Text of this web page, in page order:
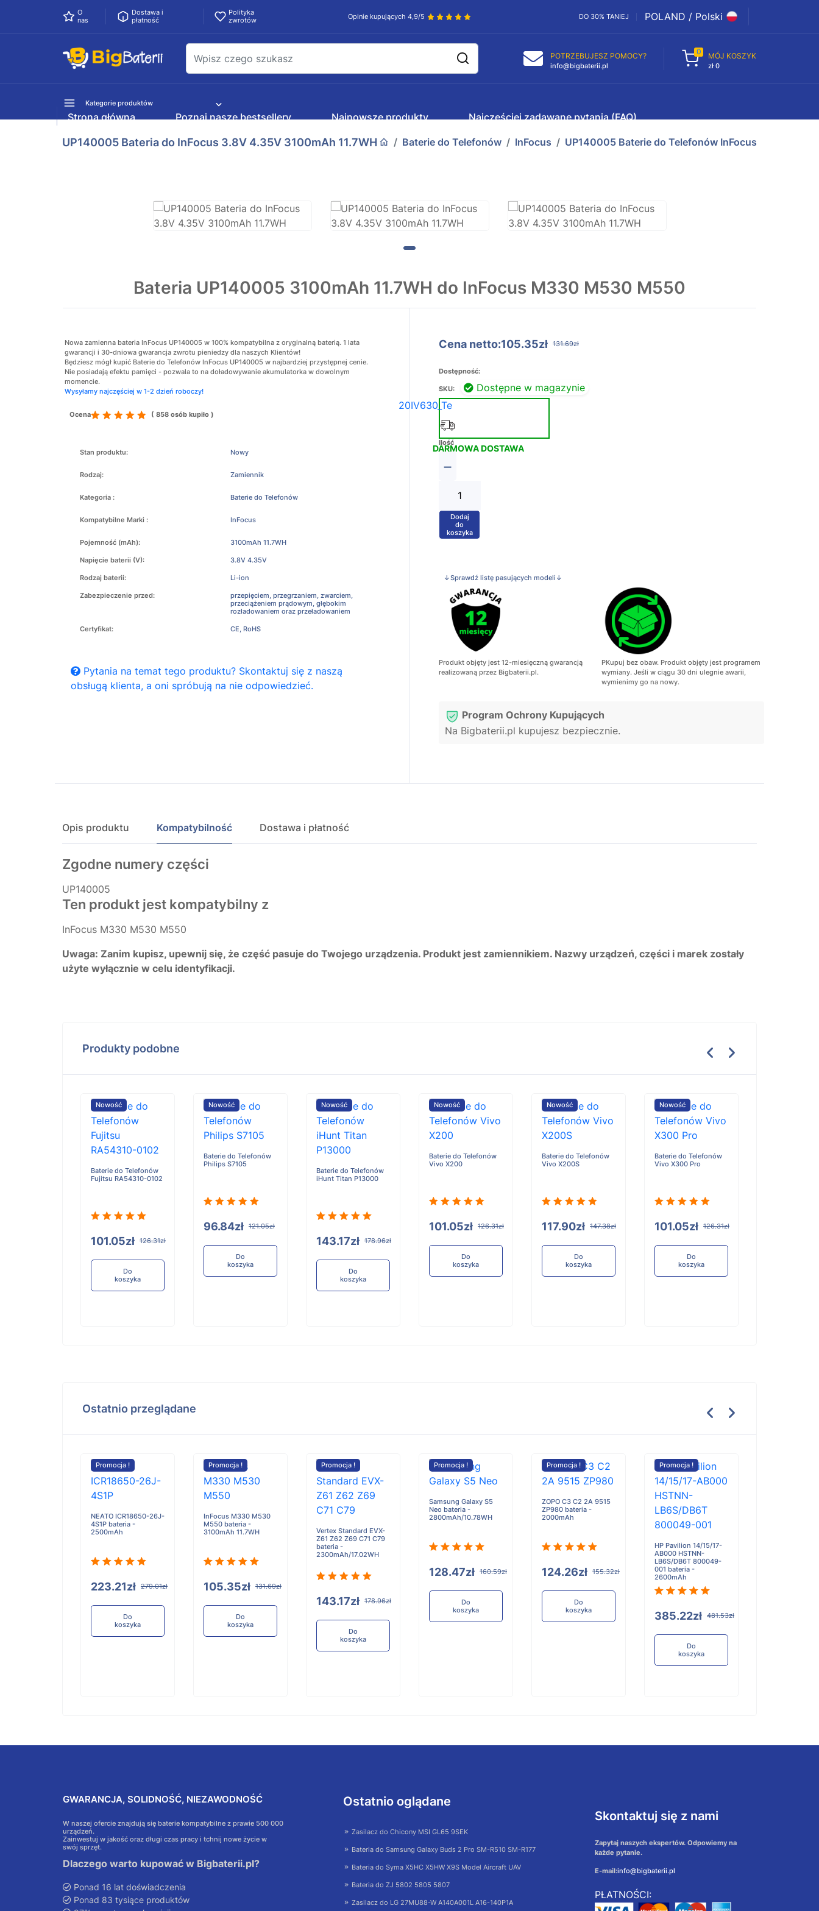
O
nas
Dostawa i
płatność
Polityka
zwrotów
Opinie kupujących 4,9/5 DO 30% TANIEJ POLAND / Polski
POTRZEBUJESZ POMOCY?
info@bigbaterii.pl
0 MÓJ KOSZYK
zł 0
Kategorie produktów
Strona główna Poznaj nasze bestsellery Najnowsze produkty Najczęściej zadawane pytania (FAQ)
UP140005 Bateria do InFocus 3.8V 4.35V 3100mAh 11.7WH Baterie do Telefonów InFocus UP140005 Baterie do Telefonów InFocus
Bateria UP140005 3100mAh 11.7WH do InFocus M330 M530 M550
Nowa zamienna bateria InFocus UP140005 w 100% kompatybilna z oryginalną baterią. 1 lata
gwarancji i 30-dniowa gwarancja zwrotu pieniedzy dla naszych Klientów!
Będziesz mógł kupić Baterie do Telefonów InFocus UP140005 w najbardziej przystępnej cenie.
Nie posiadają efektu pamięci - pozwala to na doładowywanie akumulatorka w dowolnym
momencie.
Wysyłamy najczęściej w 1-2 dzień roboczy!
Ocena ( 858 osób kupiło )
Stan produktu: Nowy
Rodzaj: Zamiennik
Kategoria : Baterie do Telefonów
Kompatybilne Marki : InFocus
Pojemność (mAh): 3100mAh 11.7WH
Napięcie baterii (V): 3.8V 4.35V
Rodzaj baterii: Li-ion
Zabezpieczenie przed:
przepięciem, przegrzaniem, zwarciem,
przeciążeniem prądowym, głębokim
rozładowaniem oraz przeładowaniem
Certyfikat: CE, RoHS
Pytania na temat tego produktu? Skontaktuj się z naszą
obsługą klienta, a oni spróbują na nie odpowiedzieć.
Cena netto:105.35zł 131.69zł
Dostępność:
Dostępne w magazynie
SKU:
20IV630_Te
DARMOWA DOSTAWA
Ilość
−
+
Dodaj
do
koszyka
↓Sprawdź listę pasujących modeli↓
Produkt objęty jest 12-miesięczną gwarancją
realizowaną przez Bigbaterii.pl.
PKupuj bez obaw. Produkt objęty jest programem
wymiany. Jeśli w ciągu 30 dni ulegnie awarii,
wymienimy go na nowy.
Program Ochrony Kupujących
Na Bigbaterii.pl kupujesz bezpiecznie.
Opis produktu Kompatybilność Dostawa i płatność
Zgodne numery części
UP140005
Ten produkt jest kompatybilny z
InFocus M330 M530 M550
Uwaga: Zanim kupisz, upewnij się, że część pasuje do Twojego urządzenia. Produkt jest zamiennikiem. Nazwy urządzeń, części i marek zostały
użyte wyłącznie w celu identyfikacji.
Produkty podobne
Nowość
Baterie do Telefonów
Fujitsu RA54310-0102
101.05zł 126.31zł
Do
koszyka
Nowość
Baterie do Telefonów
Philips S7105
96.84zł 121.05zł
Do
koszyka
Nowość
Baterie do Telefonów
iHunt Titan P13000
143.17zł 178.96zł
Do
koszyka
Nowość
Baterie do Telefonów
Vivo X200
101.05zł 126.31zł
Do
koszyka
Nowość
Baterie do Telefonów
Vivo X200S
117.90zł 147.38zł
Do
koszyka
Nowość
Baterie do Telefonów
Vivo X300 Pro
101.05zł 126.31zł
Do
koszyka
Ostatnio przeglądane
Promocja !
NEATO ICR18650-26J-
4S1P bateria -
2500mAh
223.21zł 279.01zł
Do
koszyka
Promocja !
InFocus M330 M530
M550 bateria -
3100mAh 11.7WH
105.35zł 131.69zł
Do
koszyka
Promocja !
Vertex Standard EVX-
Z61 Z62 Z69 C71 C79
bateria -
2300mAh/17.02WH
143.17zł 178.96zł
Do
koszyka
Promocja !
Samsung Galaxy S5
Neo bateria -
2800mAh/10.78WH
128.47zł 160.59zł
Do
koszyka
Promocja !
ZOPO C3 C2 2A 9515
ZP980 bateria -
2000mAh
124.26zł 155.32zł
Do
koszyka
Promocja !
HP Pavilion 14/15/17-
AB000 HSTNN-
LB6S/DB6T 800049-
001 bateria -
2600mAh
385.22zł 481.53zł
Do
koszyka
GWARANCJA, SOLIDNOŚĆ, NIEZAWODNOŚĆ
W naszej ofercie znajdują się baterie kompatybilne z prawie 500 000
urządzeń.
Zainwestuj w jakość oraz długi czas pracy i tchnij nowe życie w
swój sprzęt.
Dlaczego warto kupować w Bigbaterii.pl?
Ponad 16 lat doświadczenia
Ponad 83 tysiące produktów
Ostatnio oglądane
Zasilacz do Chicony MSI GL65 9SEK
Bateria do Samsung Galaxy Buds 2 Pro SM-R510 SM-R177
Bateria do Syma X5HC X5HW X9S Model Aircraft UAV
Bateria do ZJ 5802 5805 5807
Zasilacz do LG 27MU88-W A140A001L A16-140P1A
Skontaktuj się z nami
Zapytaj naszych ekspertów. Odpowiemy na
każde pytanie.
E-mail:info@bigbaterii.pl
PŁATNOŚCI: